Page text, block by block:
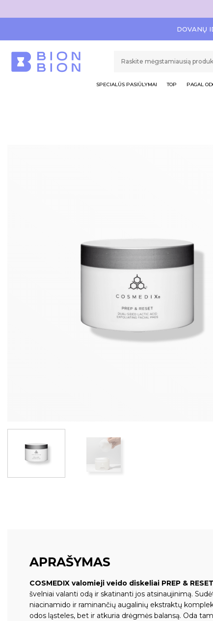
DOVANŲ
SPECIALŪS PASIŪLYMAI TOP PAGAL
APRAŠYMAS
COSMEDIX valomieji veido diskeliai PREP & RESET
švelniai valanti odą ir skatinanti jos atsinaujinimą.
niacinamido ir raminančių augalinių ekstraktų
odos ląsteles, bet ir atkuria drėgmės balansą. Oda